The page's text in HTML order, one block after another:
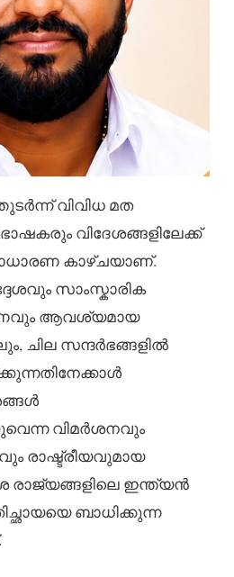
വിവിധ മത
വിദേശങ്ങളിലേക്ക്
കാഴ്ചയാണ്.
സാംസ്കാരിക
ആവശ്യമായ
ചില സന്ദർഭങ്ങളിൽ
വിമർശനവും
രാഷ്ട്രീയവുമായ
രാജ്യങ്ങളിലെ ഇന്ത്യൻ
ബാധിക്കുന്ന